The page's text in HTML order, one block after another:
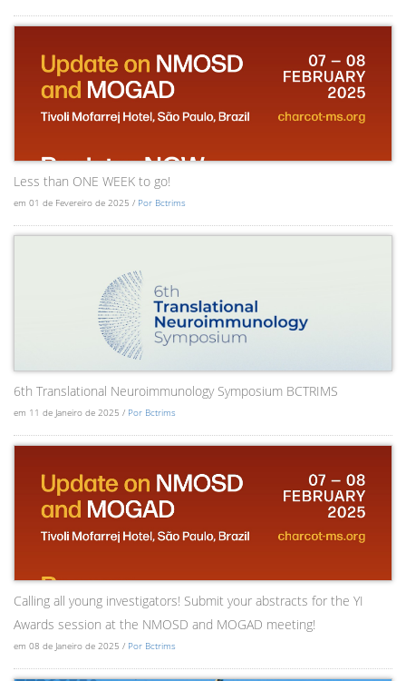
Less than ONE WEEK to go!
em 01 de Fevereiro de 2025 / Por Bctrims
6th Translational Neuroimmunology Symposium BCTRIMS
em 11 de Janeiro de 2025 / Por Bctrims
Calling all young investigators! Submit your abstracts for the YI
Awards session at the NMOSD and MOGAD meeting!
em 08 de Janeiro de 2025 / Por Bctrims